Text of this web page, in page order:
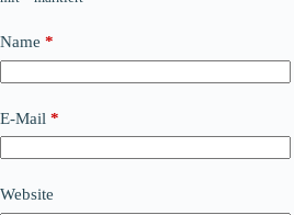
Name *
E-Mail *
Website